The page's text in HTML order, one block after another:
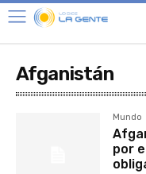
Afganistán
Mundo
por